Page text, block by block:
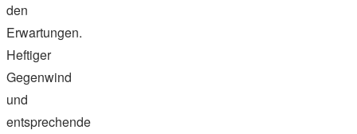
den
Erwartungen.
Heftiger
Gegenwind
und
entsprechende